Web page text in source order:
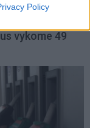
Policy
dėl audros
vykome 49